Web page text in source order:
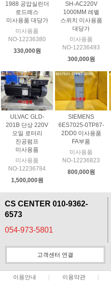
1988 공압실린더
로드레스
미사용품 대당가
미사용품
NO-12236380
330,000원
SH-AC220V
1000MM 레벨
스위치 미사용품
대당가
미사용품
NO-12236493
300,000원
ULVAC GLD-
201B 단상 220V
오일 로터리
진공펌프
미사용품
미사용품
NO-12236784
1,500,000원
SIEMENS
6ES7025-0TP87-
2DD0 미사용품
FA부품
미사용품
NO-12236823
800,000원
CS CENTER 010-9362-
6573
054-973-5801
고객센터 연결
이용안내 이용약관